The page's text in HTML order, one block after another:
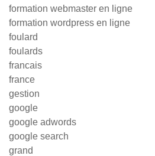
formation webmaster en ligne
formation wordpress en ligne
foulard
foulards
francais
france
gestion
google
google adwords
google search
grand